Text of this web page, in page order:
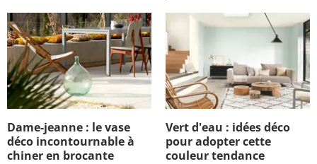
Dame-jeanne : le vase
déco incontournable à
chiner en brocante
Vert d'eau : idées déco
pour adopter cette
couleur tendance